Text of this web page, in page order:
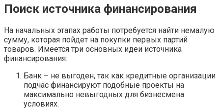
Поиск источника финансирования
На начальных этапах работы потребуется найти немалую
сумму, которая пойдет на покупки первых партий
товаров. Имеется три основных идеи источника
финансирования:
Банк – не выгоден, так как кредитные организации
подчас финансируют подобные проекты на
максимально невыгодных для бизнесмена
условиях.